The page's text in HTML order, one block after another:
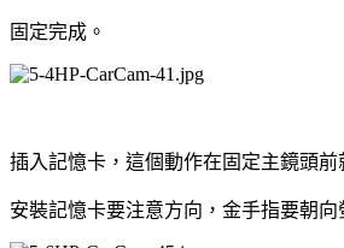
固定完成。
插入記憶卡，這個動作在固定主鏡頭前
安裝記憶卡要注意方向，金手指要朝向